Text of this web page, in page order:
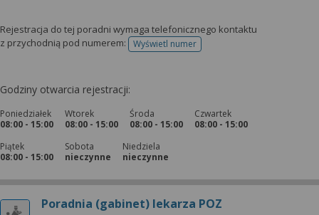
Rejestracja do tej poradni wymaga telefonicznego kontaktu
z przychodnią pod numerem:
Wyświetl numertelefonu do rejestracji
Godziny otwarcia rejestracji:
Poniedziałek
08:00 - 15:00
Wtorek
08:00 - 15:00
Środa
08:00 - 15:00
Czwartek
08:00 - 15:00
Piątek
08:00 - 15:00
Sobota
nieczynne
Niedziela
nieczynne
Poradnia (gabinet) lekarza POZ